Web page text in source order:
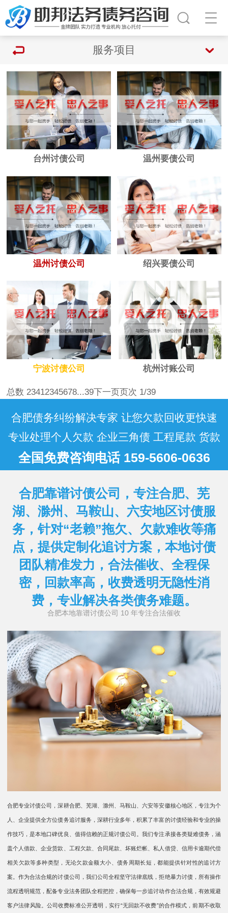
服务项目
台州讨债公司 温州要债公司
温州讨债公司 绍兴要债公司
宁波讨债公司 杭州讨账公司
总数 23412345678...39下一页页次 1/39
合肥债务纠纷解决专家 让您欠款回收更快速
专业处理个人欠款 企业三角债 工程尾款 货款
全国免费咨询电话 159-5606-0636
合肥靠谱讨债公司，专注合肥、芜
湖、滁州、马鞍山、六安地区讨债服
务，针对“老赖”拖欠、欠款难收等痛
点，提供定制化追讨方案，本地讨债
团队精准发力，合法催收、全程保
密，回款率高，收费透明无隐性消
费，专业解决各类债务难题。
合肥本地靠谱讨债公司 10 年专注合法催收
合肥专业讨债公司，深耕合肥、芜湖、滁州、马鞍山、六安等安徽核心地区，专注为个
人、企业提供全方位债务追讨服务，深耕行业多年，积累了丰富的讨债经验和专业的操
作技巧，是本地口碑优良、值得信赖的正规讨债公司。我们专注承接各类疑难债务，涵
盖个人借款、企业货款、工程欠款、合同尾款、坏账烂帐、私人借贷、信用卡逾期代偿
相关欠款等多种类型，无论欠款金额大小、债务周期长短，都能提供针对性的追讨方
案。作为合法合规的讨债公司，我们公司全程坚守法律底线，拒绝暴力讨债，所有操作
流程透明规范，配备专业法务团队全程把控，确保每一步追讨动作合法合规，有效规避
客户法律风险。公司收费标准公开透明，实行“无回款不收费”的合作模式，前期不收取